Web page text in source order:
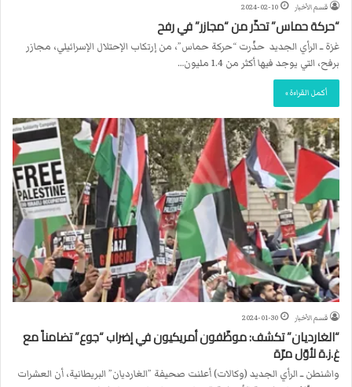
قسم الأخبار 2024-02-10
“حركة حماس” تحذّر من “مجازر” في رفح
غزة ــ الرأي الجديد حذّرت “حركة حماس”، من إرتكاب الإحتلال الإسرائيلي، مجازر
برفح، التي يوجد فيها أكثر من 1.4 مليون…
أكمل القراءة »
قسم الأخبار 2024-01-30
“الغارديان” تكشف: موظّفون أمريكيون في إضراب “جوع” تضامناً مع
غ.ز.ة لأوّل مرّة
واشنطن ــ الرأي الجديد (وكالات) أعلنت صحيفة ”الغارديان” البريطانية، أن العشرات